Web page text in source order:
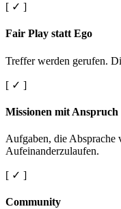
[ ✓ ]
Fair Play statt Ego
Treffer werden gerufen.
[ ✓ ]
Missionen mit Anspruch
Aufgaben, die
Aufeinanderzulaufen.
[ ✓ ]
Community